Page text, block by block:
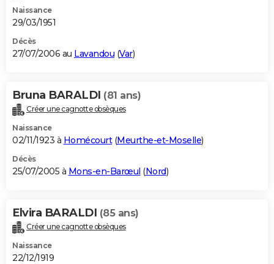
Naissance
29/03/1951
Décès
27/07/2006 au Lavandou (Var)
Bruna BARALDI (81 ans)
Créer une cagnotte obsèques
Naissance
02/11/1923 à Homécourt(Meurthe-et-Moselle)
Décès
25/07/2005 à Mons-en-Barœul (Nord)
Elvira BARALDI (85 ans)
Créer une cagnotte obsèques
Naissance
22/12/1919